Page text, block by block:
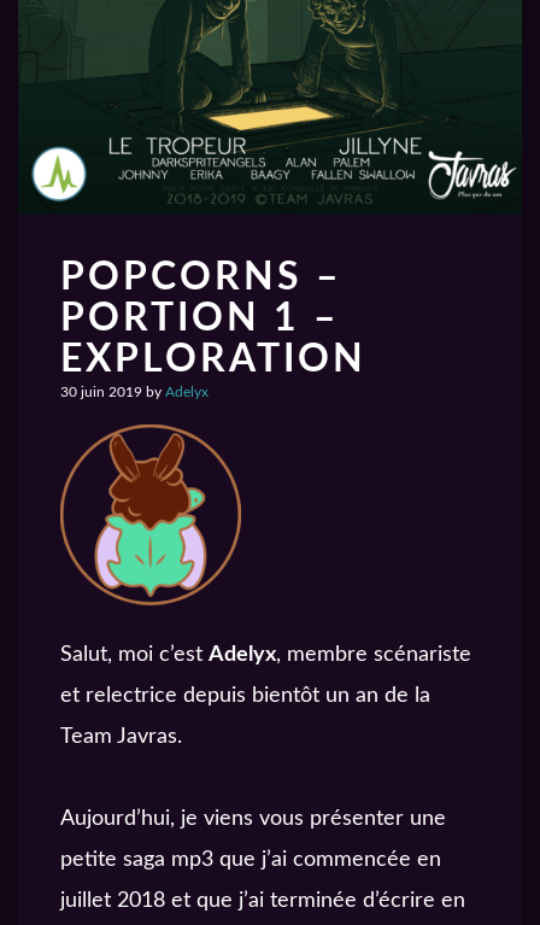
POPCORNS –
PORTION 1 –
EXPLORATION
30 juin 2019 by Adelyx
Salut, moi c’est Adelyx, membre scénariste
et relectrice depuis bientôt un an de la
Team Javras.
Aujourd’hui, je viens vous présenter une
petite saga mp3 que j’ai commencée en
juillet 2018 et que j’ai terminée d’écrire en